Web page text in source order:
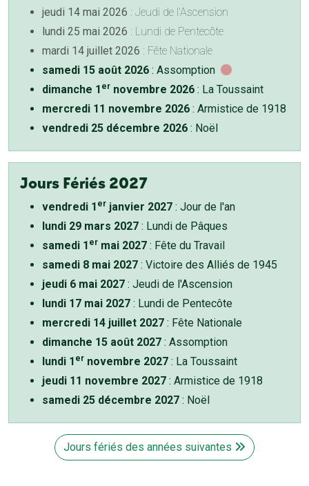
jeudi 14 mai 2026 : Jeudi de l'Ascension
lundi 25 mai 2026 : Lundi de Pentecôte
mardi 14 juillet 2026 : Fête Nationale
samedi 15 août 2026 : Assomption
dimanche 1 er novembre 2026 : La Toussaint
mercredi 11 novembre 2026 : Armistice de 1918
vendredi 25 décembre 2026 : Noël
Jours Fériés 2027
vendredi 1 er janvier 2027 : Jour de l'an
lundi 29 mars 2027 : Lundi de Pâques
samedi 1 er mai 2027 : Fête du Travail
samedi 8 mai 2027 : Victoire des Alliés de 1945
jeudi 6 mai 2027 : Jeudi de l'Ascension
lundi 17 mai 2027 : Lundi de Pentecôte
mercredi 14 juillet 2027 : Fête Nationale
dimanche 15 août 2027 : Assomption
lundi 1 er novembre 2027 : La Toussaint
jeudi 11 novembre 2027 : Armistice de 1918
samedi 25 décembre 2027 : Noël
Jours fériés des années suivantes